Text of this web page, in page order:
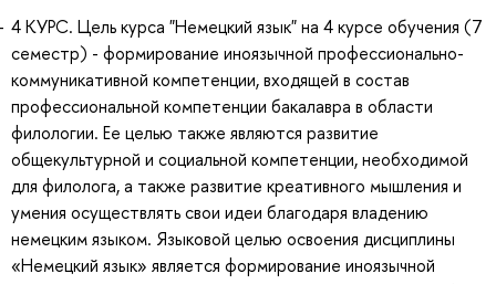
4 КУРС. Цель курса "Немецкий язык" на 4 курсе обучения (7
семестр) - формирование иноязычной профессионально-
коммуникативной компетенции, входящей в состав
профессиональной компетенции бакалавра в области
филологии. Ее целью также являются развитие
общекультурной и социальной компетенции, необходимой
для филолога, а также развитие креативного мышления и
умения осуществлять свои идеи благодаря владению
немецким языком. Языковой целью освоения дисциплины
«Немецкий язык» является формирование иноязычной